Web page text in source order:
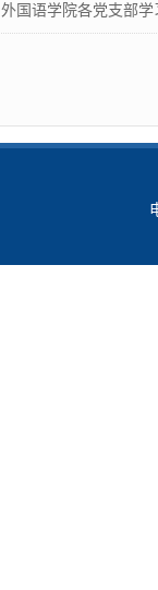
外国语学院各党支部